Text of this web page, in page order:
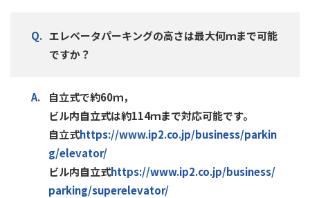
エレベータパーキングの高さは最大何ｍまで可能
ですか？
自立式で約60ｍ，
ビル内自立式は約114ｍまで対応可能です。
自立式https://www.ip2.co.jp/business/parkin
g/elevator/
ビル内自立式https://www.ip2.co.jp/business/
parking/superelevator/